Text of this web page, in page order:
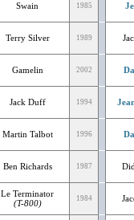
Swain 1985
Terry Silver 1989
Gamelin 2002
Jack Duff 1994
Martin Talbot 1996
Ben Richards 1987
Le Terminator
(T-800)
1984